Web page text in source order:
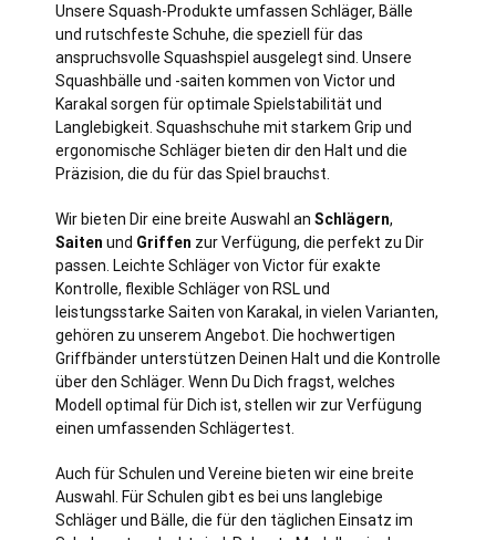
Unsere Squash-Produkte umfassen Schläger, Bälle
und rutschfeste Schuhe, die speziell für das
anspruchsvolle Squashspiel ausgelegt sind. Unsere
Squashbälle und -saiten kommen von Victor und
Karakal sorgen für optimale Spielstabilität und
Langlebigkeit. Squashschuhe mit starkem Grip und
ergonomische Schläger bieten dir den Halt und die
Präzision, die du für das Spiel brauchst.
Wir bieten Dir eine breite Auswahl an Schlägern,
Saiten und Griffen zur Verfügung, die perfekt zu Dir
passen. Leichte Schläger von Victor für exakte
Kontrolle, flexible Schläger von RSL und
leistungsstarke Saiten von Karakal, in vielen Varianten,
gehören zu unserem Angebot. Die hochwertigen
Griffbänder unterstützen Deinen Halt und die Kontrolle
über den Schläger. Wenn Du Dich fragst, welches
Modell optimal für Dich ist, stellen wir zur Verfügung
einen umfassenden Schlägertest.
Auch für Schulen und Vereine bieten wir eine breite
Auswahl. Für Schulen gibt es bei uns langlebige
Schläger und Bälle, die für den täglichen Einsatz im